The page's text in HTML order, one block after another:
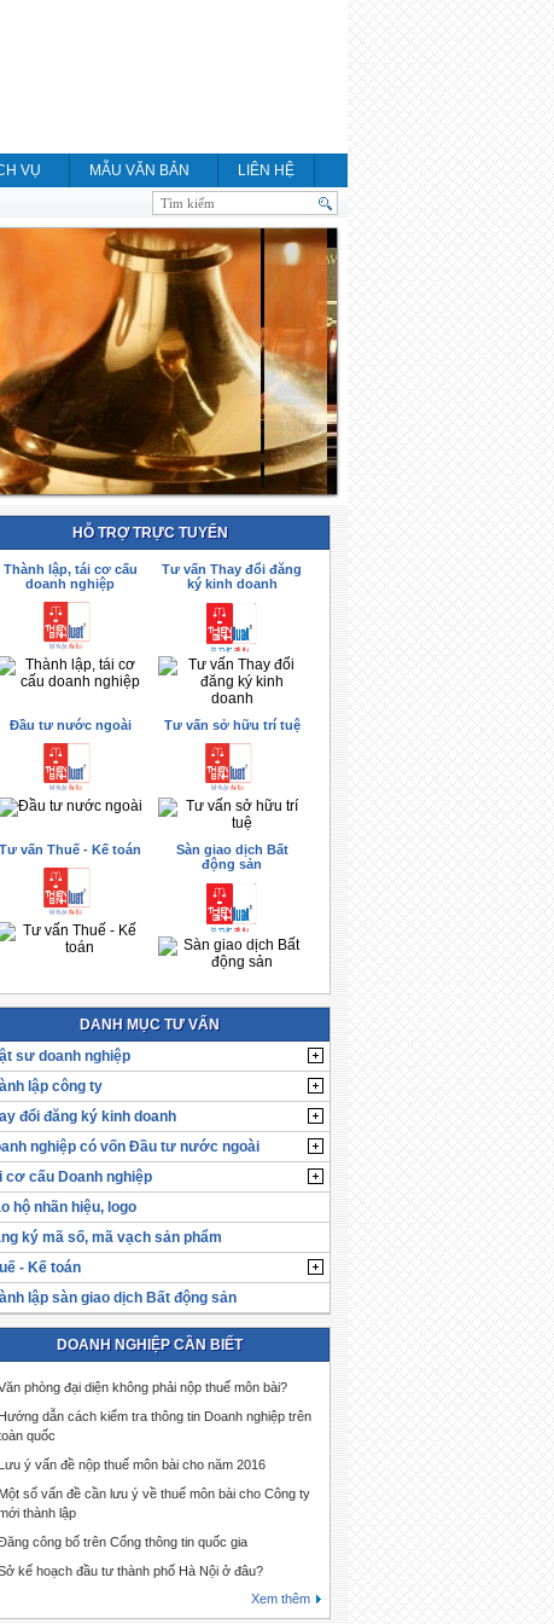
VỤ MẪU VĂN BẢN
LIÊN HỆ
HỖ TRỢ TRỰC TUYẾN
Thành lập, tái cơ cấu
doanh nghiệp
Tư vấn Thay đổi đăng
ký kinh doanh
Đầu tư nước ngoài Tư vấn sở hữu trí tuệ
Tư vấn Thuế - Kế toán
Sàn giao dịch Bất
động sản
DANH MỤC TƯ VẤN
sư doanh nghiệp
lập công ty
đổi đăng ký kinh doanh
nghiệp có vốn Đầu tư nước ngoài
cơ cấu Doanh nghiệp
hộ nhãn hiệu, logo
ký mã số, mã vạch sản phẩm
- Kế toán
lập sàn giao dịch Bất động sản
DOANH NGHIỆP CẦN BIẾT
phòng đại diện không phải nộp thuế môn bài?
Hướng dẫn cách kiểm tra thông tin Doanh nghiệp trên
quốc
Lưu ý vấn đề nộp thuế môn bài cho năm 2016
Một số vấn đề cần lưu ý về thuế môn bài cho Công ty
thành lập
công bố trên Cổng thông tin quốc gia
kế hoạch đầu tư thành phố Hà Nội ở đâu?
Xem thêm